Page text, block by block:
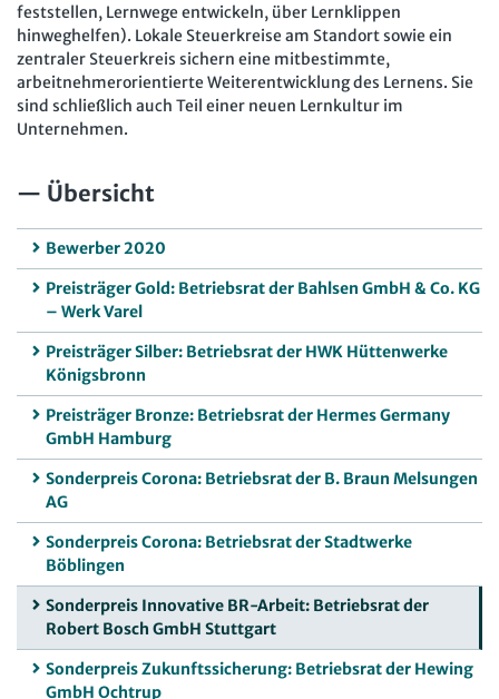
feststellen, Lernwege entwickeln, über Lernklippen
hinweghelfen). Lokale Steuerkreise am Standort sowie ein
zentraler Steuerkreis sichern eine mitbestimmte,
arbeitnehmerorientierte Weiterentwicklung des Lernens. Sie
sind schließlich auch Teil einer neuen Lernkultur im
Unternehmen.
Übersicht
Bewerber 2020
Preisträger Gold: Betriebsrat der Bahlsen GmbH & Co. KG
– Werk Varel
Preisträger Silber: Betriebsrat der HWK Hüttenwerke
Königsbronn
Preisträger Bronze: Betriebsrat der Hermes Germany
GmbH Hamburg
Sonderpreis Corona: Betriebsrat der B. Braun Melsungen
AG
Sonderpreis Corona: Betriebsrat der Stadtwerke
Böblingen
Sonderpreis Innovative BR-Arbeit: Betriebsrat der
Robert Bosch GmbH Stuttgart
Sonderpreis Zukunftssicherung: Betriebsrat der Hewing
GmbH Ochtrup